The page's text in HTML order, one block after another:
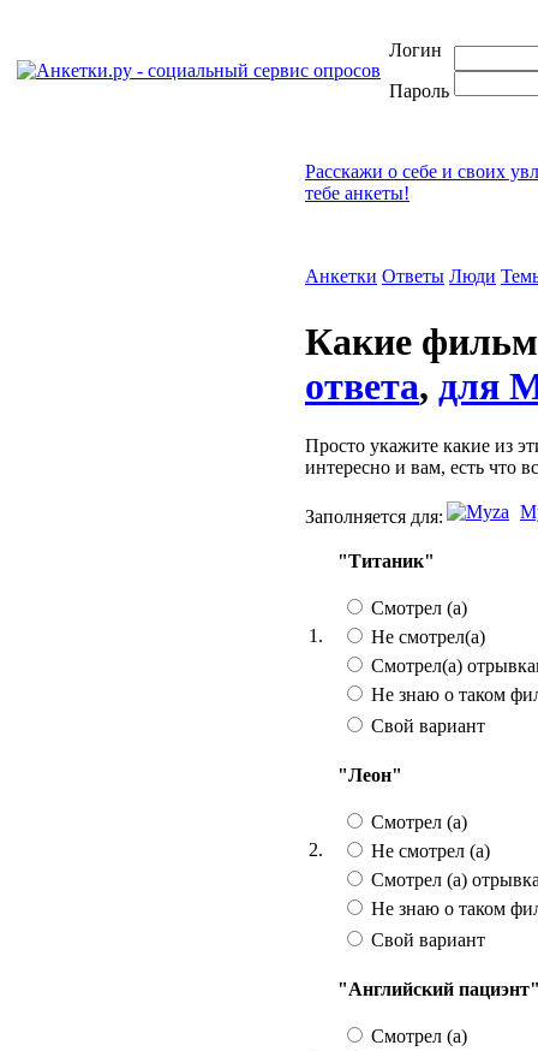
Логин
Пароль
Расскажи о себе и своих
тебе анкеты!
Анкетки Ответы Люди
Какие
ответа, для
Просто укажите какие из
интересно и вам, есть что
Заполняется для:
1.
"Титаник"
Смотрел (а)
Не смотрел(а)
Смотрел(а)
Не знаю о таком
Свой вариант
2.
"Леон"
Смотрел (а)
Не смотрел (а)
Смотрел (а)
Не знаю о таком
Свой вариант
"Английский пациэнт"
Смотрел (а)